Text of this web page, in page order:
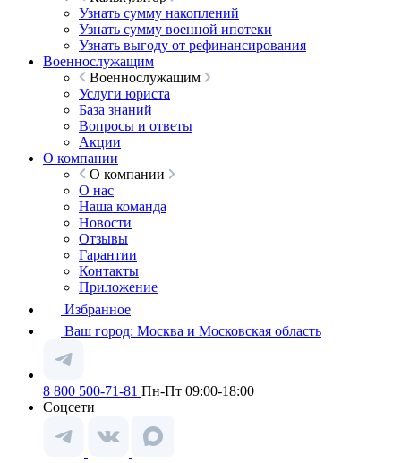
Узнать сумму накоплений
Узнать сумму военной ипотеки
Узнать выгоду от рефинансирования
Военнослужащим
Военнослужащим
Услуги юриста
База знаний
Вопросы и ответы
Акции
О компании
О компании
О нас
Наша команда
Новости
Отзывы
Гарантии
Контакты
Приложение
Избранное
Ваш город: Москва и Московская область
8 800 500-71-81 Пн-Пт 09:00-18:00
Соцсети